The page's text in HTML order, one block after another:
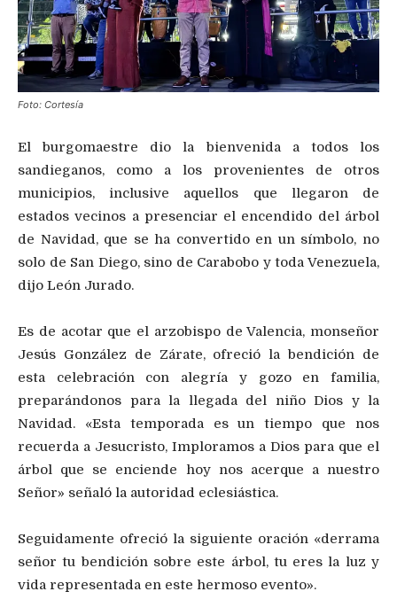
Foto: Cortesía
El burgomaestre dio la bienvenida a todos los
sandieganos, como a los provenientes de otros
municipios, inclusive aquellos que llegaron de
estados vecinos a presenciar el encendido del árbol
de Navidad, que se ha convertido en un símbolo, no
solo de San Diego, sino de Carabobo y toda Venezuela,
dijo León Jurado.
Es de acotar que el arzobispo de Valencia, monseñor
Jesús González de Zárate, ofreció la bendición de
esta celebración con alegría y gozo en familia,
preparándonos para la llegada del niño Dios y la
Navidad. «Esta temporada es un tiempo que nos
recuerda a Jesucristo, Imploramos a Dios para que el
árbol que se enciende hoy nos acerque a nuestro
Señor» señaló la autoridad eclesiástica.
Seguidamente ofreció la siguiente oración «derrama
señor tu bendición sobre este árbol, tu eres la luz y
vida representada en este hermoso evento».